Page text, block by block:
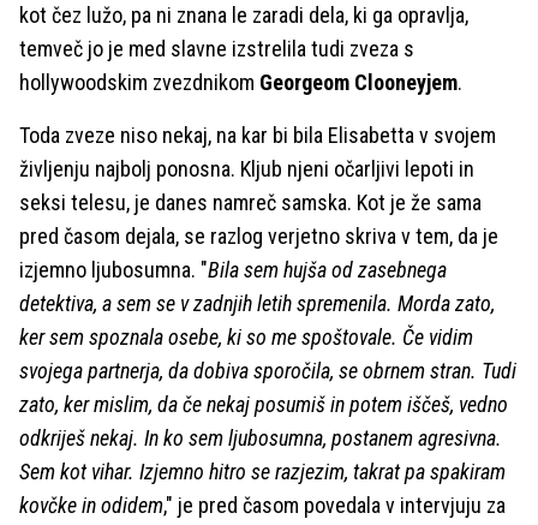
kot čez lužo, pa ni znana le zaradi dela, ki ga opravlja,
temveč jo je med slavne izstrelila tudi zveza s
hollywoodskim zvezdnikom Georgeom Clooneyjem.
Toda zveze niso nekaj, na kar bi bila Elisabetta v svojem
življenju najbolj ponosna. Kljub njeni očarljivi lepoti in
seksi telesu, je danes namreč samska. Kot je že sama
pred časom dejala, se razlog verjetno skriva v tem, da je
izjemno ljubosumna. "Bila sem hujša od zasebnega
detektiva, a sem se v zadnjih letih spremenila. Morda zato,
ker sem spoznala osebe, ki so me spoštovale. Če vidim
svojega partnerja, da dobiva sporočila, se obrnem stran. Tudi
zato, ker mislim, da če nekaj posumiš in potem iščeš, vedno
odkriješ nekaj. In ko sem ljubosumna, postanem agresivna.
Sem kot vihar. Izjemno hitro se razjezim, takrat pa spakiram
kovčke in odidem," je pred časom povedala v intervjuju za